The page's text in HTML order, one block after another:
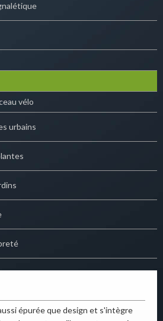
vélo
urbains
épurée que design et s'intègre